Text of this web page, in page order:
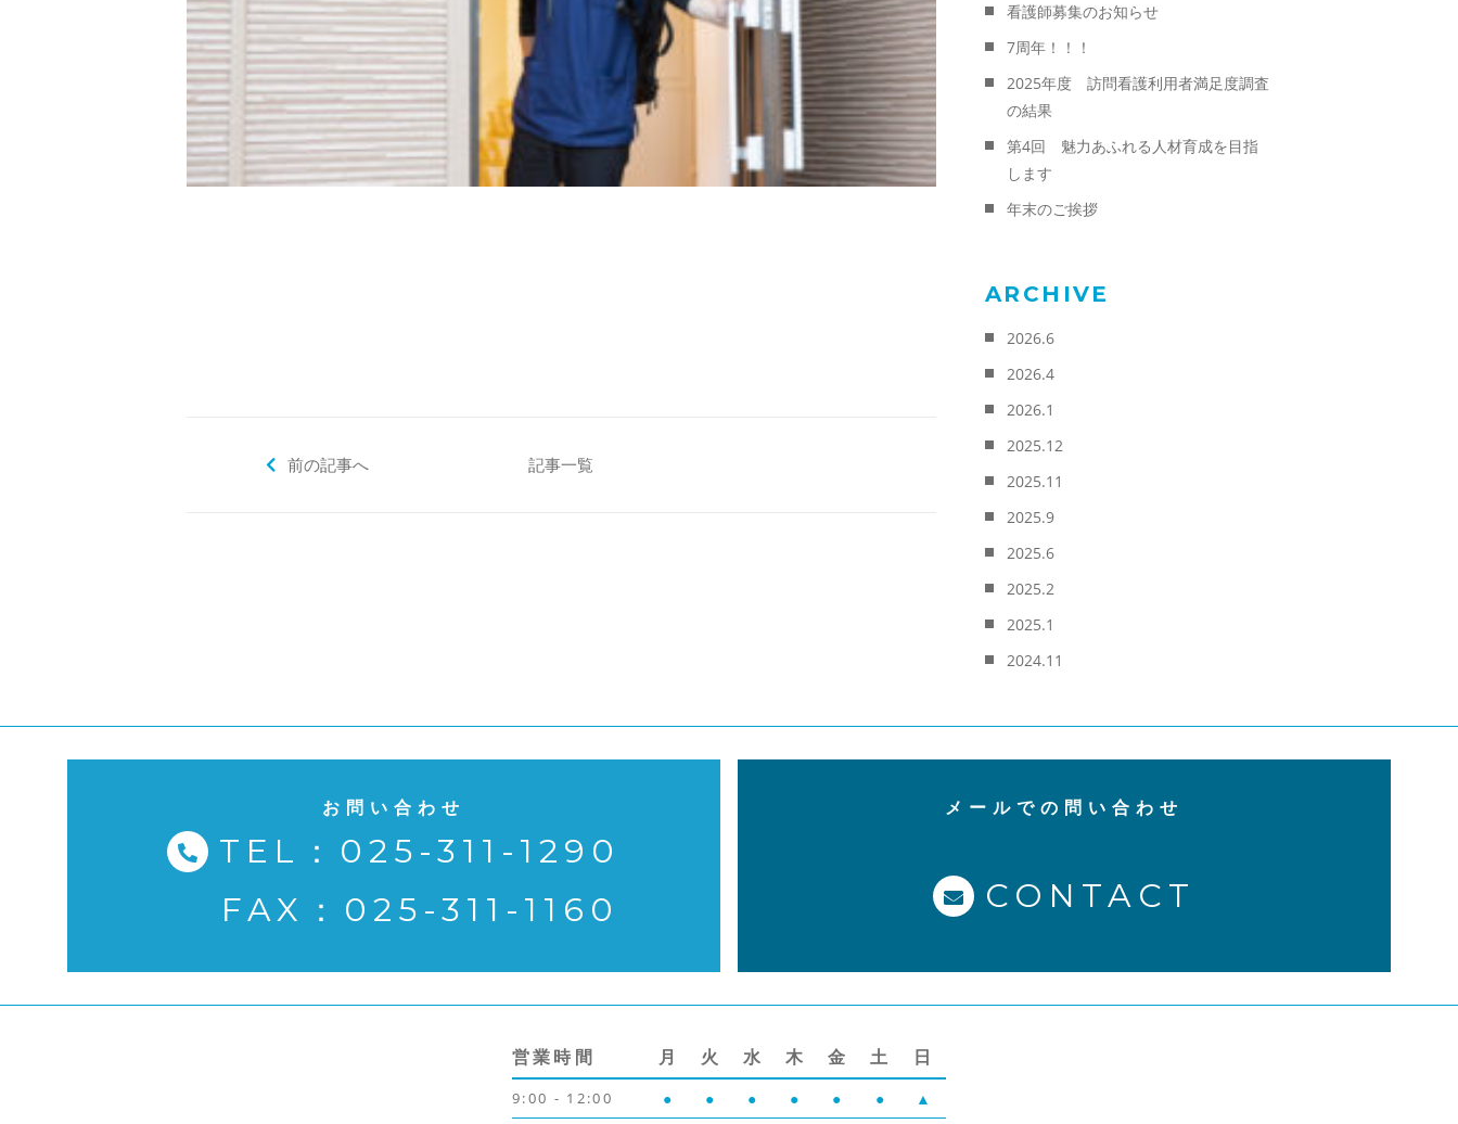
2023年度訪問看護利用者満足度調査の結果
2022年度訪問看護利用者満足度調査の結果
2021年度訪問看護利用者満足度調査の結果
2020年度訪問看護利用者満足度調査の結果
前の記事へ 記事一覧
看護師募集のお知らせ
7周年！！！
2025年度 訪問看護利用者満足度調査
の結果
第4回 魅力あふれる人材育成を目指
します
年末のご挨拶
ARCHIVE
2026.6
2026.4
2026.1
2025.12
2025.11
2025.9
2025.6
2025.2
2025.1
2024.11
お問い合わせ
TEL：025-311-1290
FAX：025-311-1160
メールでの問い合わせ
CONTACT
営業時間 月 火 水 木 金 土 日
9:00 - 12:00 ● ● ● ● ● ● ▲